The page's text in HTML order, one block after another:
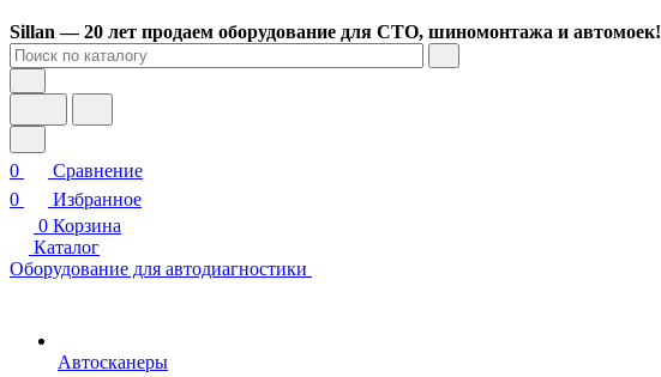
Sillan — 20 лет продаем оборудование для СТО, шиномонтажа и автомоек!
0
Сравнение
0
Избранное
0 Корзина
Каталог
Оборудование для автодиагностики
Автосканеры